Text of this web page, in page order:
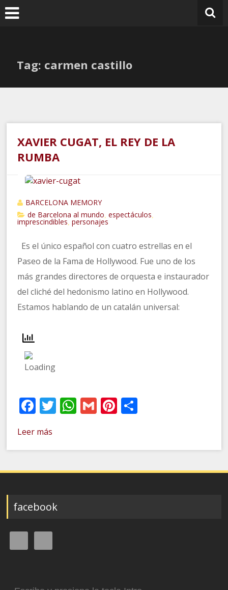
Ir
al
Tag: carmen castillo
XAVIER CUGAT, EL REY DE LA
RUMBA
BARCELONA MEMORY
de Barcelona al mundo
,espectáculos
imprescindibles ,personajes
Es el único español con cuatro estrellas en el
Paseo de la Fama de Hollywood. Fue uno de los
más grandes directores de orquesta e instaurador
del cliché del hedonismo latino en Hollywood.
Estamos hablando de un catalán universal:
Facebook
Twitter
WhatsApp
GmailPinterest
Leer más
facebook